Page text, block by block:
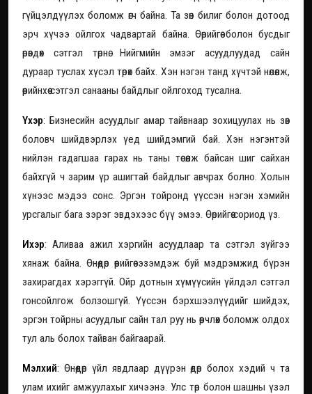
гүйцэлдүүлэх боломж өгч байна. Та зөн билиг болон дотоод
эрч хүчээ ойлгох чадвартай байна. Өөрийгөө болон бусдыг
өрөвдөх сэтгэл төрнө. Нийгмийн эмзэг асуудлуудад сайн
дураар туслах хүсэл төрөх байх. Хэн нэгэн танд хүчтэй нөлөөлж,
өөрийнхөө сэтгэл санааны байдлыг ойлгоход тусална.
Үхэр: Бизнесийн асуудлыг амар тайвнаар зохицуулах нь зөв
боловч шийдвэрлэх үед шийдэмгий бай. Хэн нэгэнтэй
нийлэн гадагшаа гарах нь таны төсөөлж байсан шиг сайхан
байхгүй ч зарим үр ашигтай байдлыг авчрах болно. Холын
хүнээс мэдээ сонс. Эргэн тойронд үүссэн нэгэн хэмийн
урсгалыг бага зэрэг эвдэхээс бүү эмээ. Өөрийгөө сориод үз.
Ихэр: Аливаа ажил хэргийн асуудлаар та сэтгэл зүйгээ
хянаж байна. Өнөөдөр өөрийгөө эзэмдэж буй мэдрэмжид бүрэн
захирагдах хэрэггүй. Ойр дотнын хүмүүсийн үйлдэл сэтгэл
гонсойлгож болзошгүй. Үүссэн бэрхшээлүүдийг шийдэх,
эргэн тойрны асуудлыг сайн тал руу нь өөрчлөх боломж олдох
тул аль болох тайван байгаарай.
Мэлхий: Өнөөдөр үйл явдлаар дүүрэн өдөр болох хэдий ч та
улам ихийг амжуулахыг хичээнэ. Улс төр болон шашны үзэл